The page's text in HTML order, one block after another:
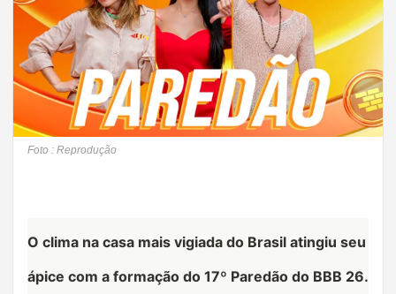
Foto : Reprodução
O clima na casa mais vigiada do Brasil atingiu seu
ápice com a formação do 17º Paredão do BBB 26.